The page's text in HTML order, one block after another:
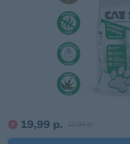
19,99 р. 25,99 р.